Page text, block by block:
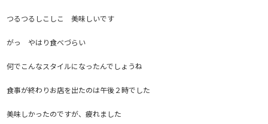
つるつるしこしこ 美味しいです
がっ やはり食べづらい
何でこんなスタイルになったんでしょうね
食事が終わりお店を出たのは午後２時でした
美味しかったのですが、疲れました